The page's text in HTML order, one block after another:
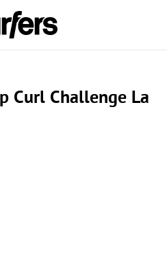
Curl Challenge La